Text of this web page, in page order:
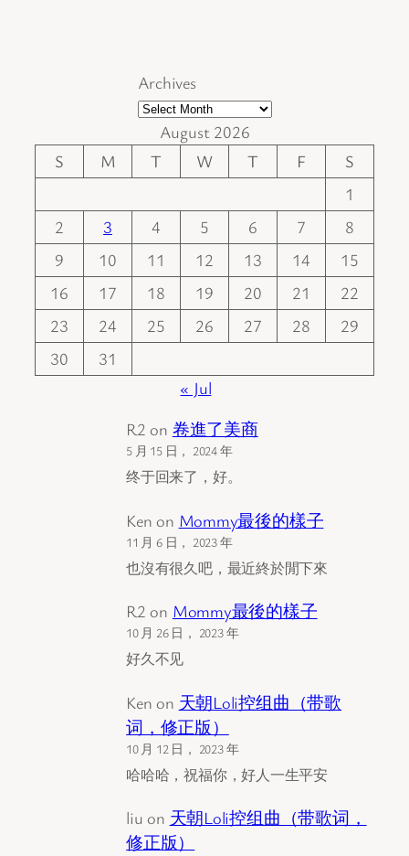
Archives
August 2026
S
M T W T F
S
1
2
3 4 5 6 7
8
9
10 11 12 13 14
15
16
17 18 19 20 21
22
23
24 25 26 27 28
29
30
31
« Jul
R2 on 卷進了美商
5 月 15 日， 2024 年
终于回来了，好。
Ken on Mommy最後的樣子
11 月 6 日， 2023 年
也沒有很久吧，最近終於閒下來
R2 on Mommy最後的樣子
10 月 26 日， 2023 年
好久不见
Ken on 天朝Loli控组曲（带歌
词，修正版）
10 月 12 日， 2023 年
哈哈哈，祝福你，好人一生平安
liu on 天朝Loli控组曲（带歌词，
修正版）